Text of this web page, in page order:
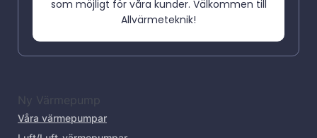
som möjligt för våra kunder. Välkommen till
Allvärmeteknik!
Ny Värmepump
Våra värmepumpar